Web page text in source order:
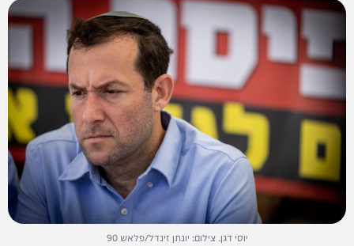
יוסי דגן. צילום: יונתן זינדל/פלאש 90